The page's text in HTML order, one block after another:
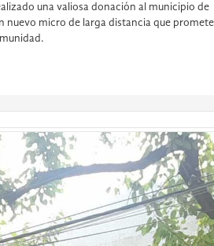
una valiosa donación al municipio de
nuevo micro de larga distancia que promete